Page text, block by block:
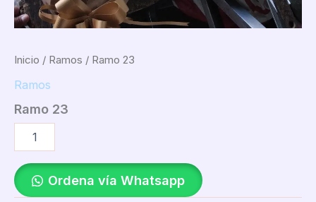
Inicio / Ramos / Ramo 23
Ramos
Ramo 23
Ordena vía Whatsapp